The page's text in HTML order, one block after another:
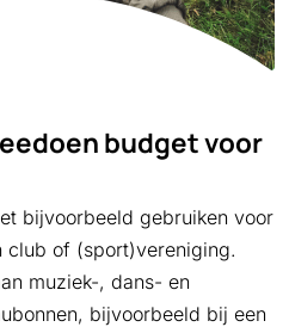
budget voor
bijvoorbeeld gebruiken voor
club of (sport)vereniging.
muziek-, dans- en
bijvoorbeeld bij een